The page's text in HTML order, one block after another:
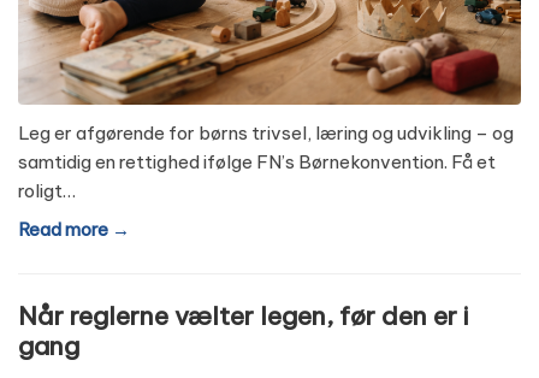
Leg er afgørende for børns trivsel, læring og udvikling – og
samtidig en rettighed ifølge FN’s Børnekonvention. Få et
roligt…
Read more →
Når reglerne vælter legen, før den er i
gang